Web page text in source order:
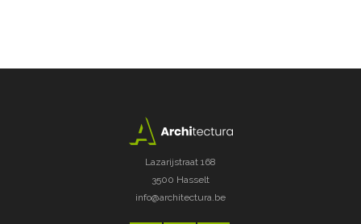
Lazarijstraat 168
3500 Hasselt
info@architectura.be